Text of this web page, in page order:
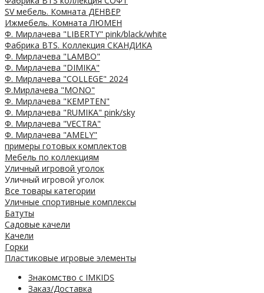
SV мебель. Комната ДЕНВЕР
Ижмебель. Комната ЛЮМЕН
Ф. Мирлачева "LIBERTY" pink/black/white
Фабрика BTS. Коллекция СКАНДИКА
Ф. Мирлачева "LAMBO"
Ф. Мирлачева "DIMIKA"
Ф. Мирлачева "COLLEGE" 2024
Ф.Мирлачева "MONO"
Ф. Мирлачева "KEMPTEN"
Ф. Мирлачева "RUMIKA" pink/sky
Ф. Мирлачева "VECTRA"
Ф. Мирлачева "AMELY"
примеры готовых комплектов
Мебель по коллекциям
Уличный игровой уголок
Уличный игровой уголок
Все товары категории
Уличные спортивные комплексы
Батуты
Садовые качели
Качели
Горки
Пластиковые игровые элементы
Знакомство с IMKIDS
Заказ/Доставка